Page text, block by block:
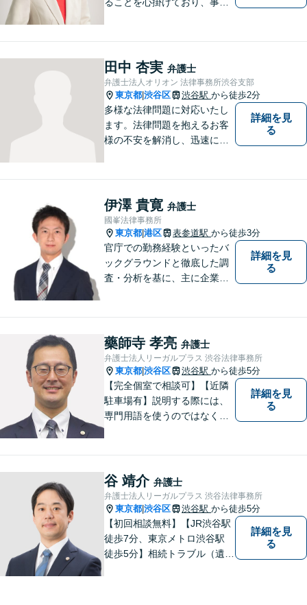
ます。どうぞ一人で思い悩ま
ずに安心してご相談くださ
い。
田中 杏実 弁護士
弁護士法人オリオン 法律事務所渋谷支部
東京都 渋谷区 渋谷駅 から徒歩2分
多様な法律問題に対応いたし
ます。法律問題を抱えるお客
様の不安を解消し、迅速に解
詳細を見
る
伊澤 貴寛 弁護士
國峯法律事務所
東京都 港区 表参道駅 から徒歩3分
官庁での勤務経験といったバ
ックグラウンドと徹底した調
査・分析を基に、主に企業法
ご相談ください。
詳細を見
る
藥師寺 孝亮 弁護士
弁護士法人リーガルプラス 渋谷法律事務所
東京都 渋谷区 渋谷駅 から徒歩5分
【完全個室で相談可】【近隣
駐車場有】説明する際には、
専門用語を使うのではなく、
向けて、10年以上にわたる弁
護士活動から得た知識・経験
をフル活用して解決を目指し
ます。
詳細を見
る
谷 靖介 弁護士
弁護士法人リーガルプラス 渋谷法律事務所
東京都 渋谷区 渋谷駅 から徒歩5分
【初回相談無料】【JR渋谷駅
徒歩7分、東京メトロ渋谷駅
徒歩5分】相続トラブル（遺産
詳細を見
る